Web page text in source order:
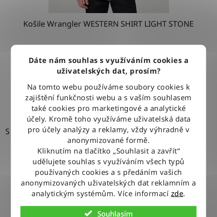
Dáte nám souhlas s využíváním cookies a
uživatelských dat, prosím?
Na tomto webu používáme soubory cookies k
zajištění funkčnosti webu a s vaším souhlasem
také cookies pro marketingové a analytické
účely. Kromě toho využíváme uživatelská data
pro účely analýzy a reklamy, vždy výhradně v
anonymizované formě.
Kliknutím na tlačítko „Souhlasit a zavřít“
udělujete souhlas s využíváním všech typů
používaných cookies a s předáním vašich
anonymizovaných uživatelských dat reklamním a
analytickým systémům. Více informací zde.
Souhlasím
Košile Wrangler WESTERN SHIRT LIGHT STONE
1 279 Kč
DETAIL
S